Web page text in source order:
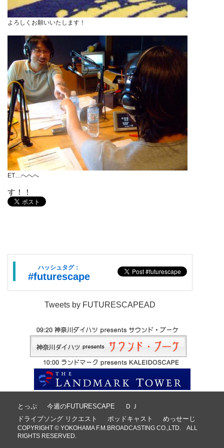
よろしくお願いいたします！
ET…へへへ
す！！
ハッシュタグ：
#futurescape
Tweets by FUTURESCAPEAD
とっぷ 今週のFUTURESCAPE
ＤＪ
ドライブソング リクエスト
ポッドキャスト めっせーじ
COPYRIGHT © YOKOHAMA F.M.BROADCASTING CO.,LTD. ALL
RIGHTS RESERVED.